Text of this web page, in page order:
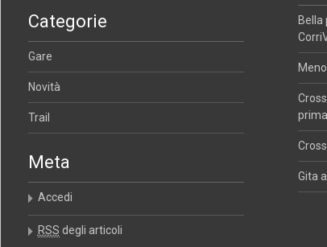
Bella
Gita
Categorie
Gare
Novità
Trail
Meta
Accedi
RSS degli articoli